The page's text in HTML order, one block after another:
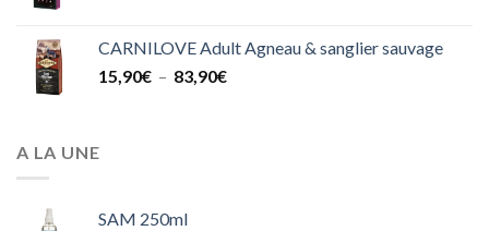
CARNILOVE Adult Agneau & sanglier sauvage
15,90€ – 83,90€Plage
A LA UNE
SAM 250ml